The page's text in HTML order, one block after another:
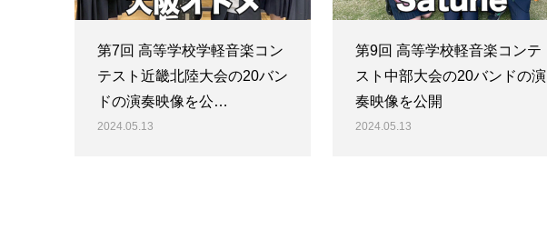
第7回 高等学校学軽音楽コン
テスト近畿北陸大会の20バン
ドの演奏映像を公…
2024.05.13
第9回 高等学校軽音楽コンテ
スト中部大会の20バンドの演
奏映像を公開
2024.05.13